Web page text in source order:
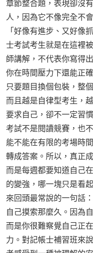
章節整合題，表現卻沒
人，因為它不像完全不
「好像有進步、又好像
士考試考生就是在這裡
師講解，不代表你寫得
你在時間壓力下還能正
只要題目換個包裝，整
而且越是自律型考生，
要求自己，卻不一定習
考試不是閱讀競賽，也
能不能在有限的考場時
轉成答案。所以，真正
而是每週都要知道自己
的變強，哪一塊只是看
來回頭最常說的一句話
自己摸索那麼久。因為
而是你很難察覺自己正
力。對記帳士補習班來